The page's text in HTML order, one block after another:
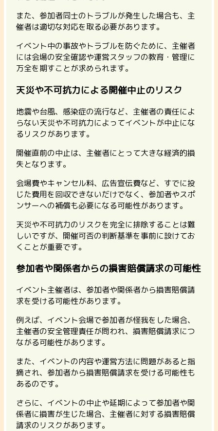
また、参加者同士のトラブルが発生した場合も、主
催者は適切な対応を取る必要があります。
イベント中の事故やトラブルを防ぐために、主催者
には会場の安全確認や運営スタッフの教育・管理に
万全を期すことが求められます。
天災や不可抗力による開催中止のリスク
地震や台風、感染症の流行など、主催者の責任によ
らない天災や不可抗力によってイベントが中止にな
るリスクがあります。
開催直前の中止は、主催者にとって大きな経済的損
失となります。
会場費やキャンセル料、広告宣伝費など、すでに投
じた費用を回収できないだけでなく、参加者やスポ
ンサーへの補償も必要になる可能性があります。
天災や不可抗力のリスクを完全に排除することは難
しいですが、開催可否の判断基準を事前に設けてお
くことが重要です。
参加者や関係者からの損害賠償請求の可能性
イベント主催者は、参加者や関係者から損害賠償請
求を受ける可能性があります。
例えば、イベント会場で参加者が怪我をした場合、
主催者の安全管理責任が問われ、損害賠償請求につ
ながる可能性があります。
また、イベントの内容や運営方法に問題があると指
摘され、参加者から損害賠償請求を受ける可能性も
あるのです。
さらに、イベントの中止や延期によって参加者や関
係者に損害が生じた場合、主催者に対する損害賠償
請求のリスクがあります。